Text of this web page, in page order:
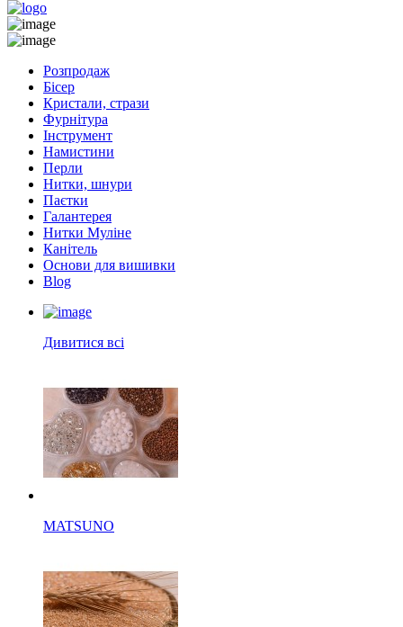
Розпродаж
Бісер
Кристали, стрази
Фурнітура
Інструмент
Намистини
Перли
Нитки, шнури
Паєтки
Галантерея
Нитки Муліне
Канітель
Основи для вишивки
Blog
Дивитися всі
MATSUNO